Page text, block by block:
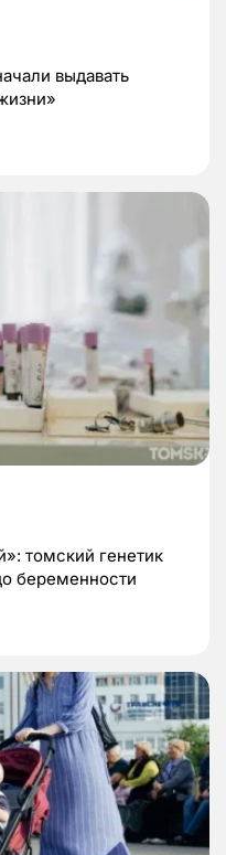
выдавать
томский генетик
беременности